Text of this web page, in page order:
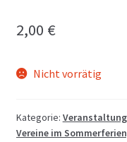
2,00 €
Nicht vorrätig
Kategorie: Veranstaltung
Vereine im